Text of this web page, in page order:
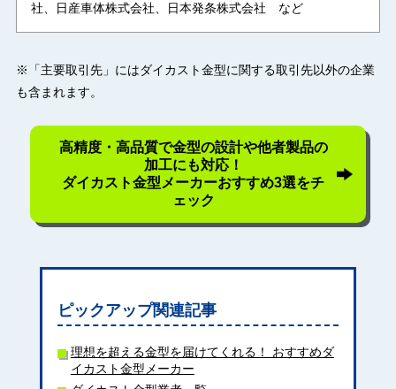
社、日産車体株式会社、日本発条株式会社 など
※「主要取引先」にはダイカスト金型に関する取引先以外の企業
も含まれます。
高精度・高品質で金型の設計や他者製品の
加工にも対応！
ダイカスト金型メーカーおすすめ3選をチ
ェック
ピックアップ関連記事
理想を超える金型を届けてくれる！ おすすめダ
イカスト金型メーカー